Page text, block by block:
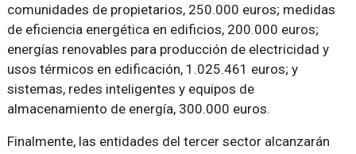
comunidades de propietarios, 250.000 euros; medidas
de eficiencia energética en edificios, 200.000 euros;
energías renovables para producción de electricidad y
usos térmicos en edificación, 1.025.461 euros; y
sistemas, redes inteligentes y equipos de
almacenamiento de energía, 300.000 euros.
Finalmente, las entidades del tercer sector alcanzarán